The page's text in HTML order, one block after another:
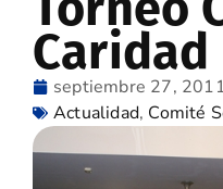
Caridad
septiembre 27,
Actualidad, Comité